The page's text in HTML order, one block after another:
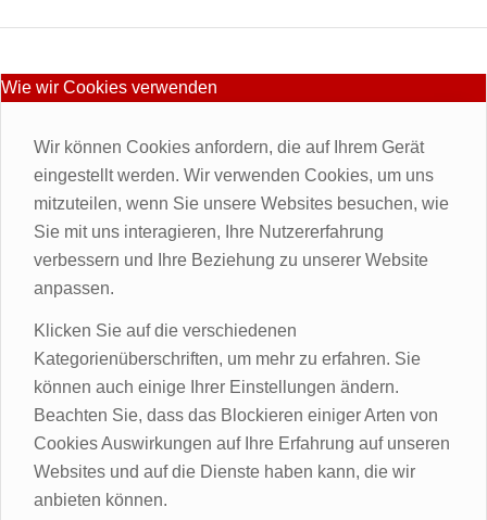
Wie wir Cookies verwenden
Wir können Cookies anfordern, die auf Ihrem Gerät
eingestellt werden. Wir verwenden Cookies, um uns
mitzuteilen, wenn Sie unsere Websites besuchen, wie
Sie mit uns interagieren, Ihre Nutzererfahrung
verbessern und Ihre Beziehung zu unserer Website
anpassen.
Klicken Sie auf die verschiedenen
Kategorienüberschriften, um mehr zu erfahren. Sie
können auch einige Ihrer Einstellungen ändern.
Beachten Sie, dass das Blockieren einiger Arten von
Cookies Auswirkungen auf Ihre Erfahrung auf unseren
Websites und auf die Dienste haben kann, die wir
anbieten können.